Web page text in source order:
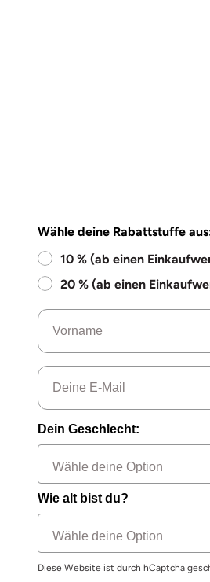
Wähle deine Rabattstuffe
10 % (ab einen
20 % (ab einen
Name
Email
Dein Geschlecht:
Wie alt bist du?
Diese Website ist durch hCaptcha